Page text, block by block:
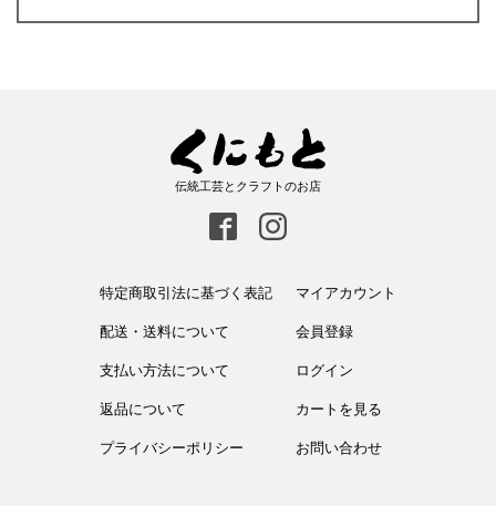
伝統工芸とクラフトのお店
特定商取引法に基づく表記
配送・送料について
支払い方法について
返品について
プライバシーポリシー
マイアカウント
会員登録
ログイン
カートを見る
お問い合わせ